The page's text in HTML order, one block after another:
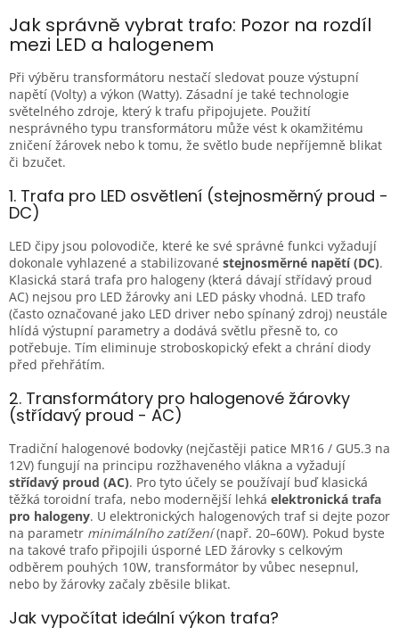
l
á
d
a
c
í
p
r
v
y
v
p
i
s
u
Jak správně vybrat trafo: Pozor na rozdíl
mezi LED a halogenem
Při výběru transformátoru nestačí sledovat pouze výstupní
napětí (Volty) a výkon (Watty). Zásadní je také technologie
světelného zdroje, který k trafu připojujete. Použití
nesprávného typu transformátoru může vést k okamžitému
zničení žárovek nebo k tomu, že světlo bude nepříjemně blikat
či bzučet.
1. Trafa pro LED osvětlení (stejnosměrný proud -
DC)
LED čipy jsou polovodiče, které ke své správné funkci vyžadují
dokonale vyhlazené a stabilizované stejnosměrné napětí (DC).
Klasická stará trafa pro halogeny (která dávají střídavý proud
AC) nejsou pro LED žárovky ani LED pásky vhodná. LED trafo
(často označované jako LED driver nebo spínaný zdroj) neustále
hlídá výstupní parametry a dodává světlu přesně to, co
potřebuje. Tím eliminuje stroboskopický efekt a chrání diody
před přehřátím.
2. Transformátory pro halogenové žárovky
(střídavý proud - AC)
Tradiční halogenové bodovky (nejčastěji patice MR16 / GU5.3 na
12V) fungují na principu rozžhaveného vlákna a vyžadují
střídavý proud (AC). Pro tyto účely se používají buď klasická
těžká toroidní trafa, nebo modernější lehká elektronická trafa
pro halogeny. U elektronických halogenových traf si dejte pozor
na parametr minimálního zatížení(např. 20–60W). Pokud byste
na takové trafo připojili úsporné LED žárovky s celkovým
odběrem pouhých 10W, transformátor by vůbec nesepnul,
nebo by žárovky začaly zběsile blikat.
Jak vypočítat ideální výkon trafa?